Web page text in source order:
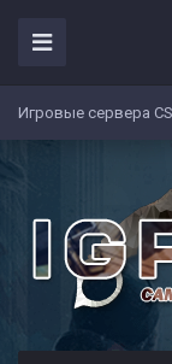
Игровые сервера